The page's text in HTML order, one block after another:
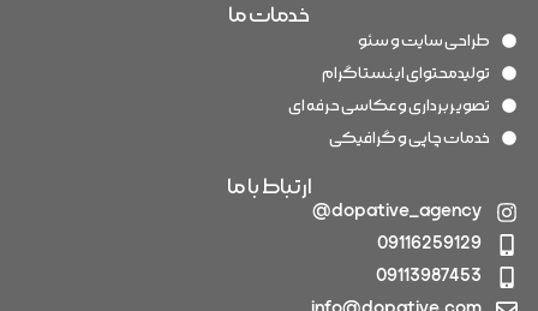
خدمات ما
طراحی سایت و سئو
تولیدمحتوای اینستاگرام
تصویربرداری و عکاسی حرفه ای
خدمات چاپی و گرافیکی
ارتباط با ما
dopative_agency@
09116259129
09113987453